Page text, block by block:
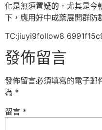
化是無須置疑的，尤其是今
下，應用好中成藥展開群防
TC:jiuyi9follow8
發佈留言
發佈留言必須填寫的電子郵
為 *
留言 *